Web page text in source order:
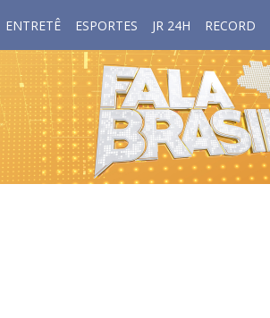
ENTRETÊ ESPORTES JR 24H RECORD